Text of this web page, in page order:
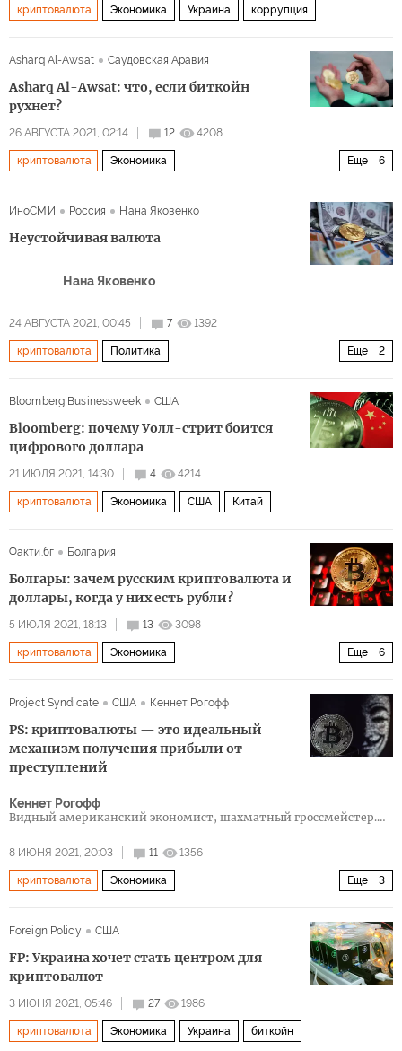
криптовалюта Экономика Украина коррупция
Asharq Al-Awsat Саудовская Аравия
Asharq Al-Awsat: что, если биткойн
рухнет?
26 АВГУСТА 2021, 02:14 12 4208
Еще 6
криптовалюта Экономика
ИноСМИ Россия Нана Яковенко
Неустойчивая валюта
Нана Яковенко
24 АВГУСТА 2021, 00:45 7 1392
Еще 2
криптовалюта Политика
Bloomberg Businessweek
США
Bloomberg: почему Уолл-стрит боится
цифрового доллара
21 ИЮЛЯ 2021, 14:30 4 4214
криптовалюта Экономика США Китай
Факти.бг Болгария
Болгары: зачем русским криптовалюта и
доллары, когда у них есть рубли?
5 ИЮЛЯ 2021, 18:13 13 3098
Еще 6
криптовалюта Экономика
отказ от доллара
Project Syndicate США Кеннет Рогофф
PS: криптовалюты — это идеальный
механизм получения прибыли от
преступлений
Кеннет Рогофф
Видный американский экономист, шахматный гроссмейстер.
8 ИЮНЯ 2021, 20:03 11 1356
Еще 3
криптовалюта Экономика
Foreign Policy США
FP: Украина хочет стать центром для
криптовалют
3 ИЮНЯ 2021, 05:46 27 1986
криптовалюта Экономика Украина биткойн